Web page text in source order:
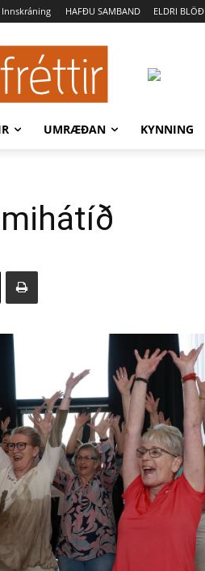
Innskráning HAFÐU SAMBAND ELDRI BLÖÐ
UMRÆÐAN KYNNING